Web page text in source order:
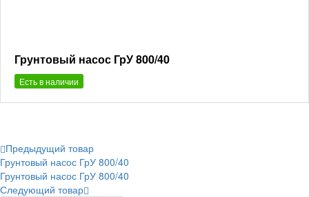
Грунтовый насос ГрУ 800/40
Есть в наличии
Предыдущий товар
Грунтовый насос ГрУ 800/40
Грунтовый насос ГрУ 800/40
Следующий товар